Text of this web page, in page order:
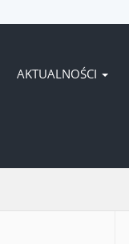
AKTUALNOŚCI